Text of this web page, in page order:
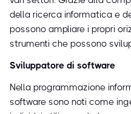
della ricerca informatica e
possono ampliare i propri
strumenti che possono
Sviluppatore di software
Nella programmazione
software sono noti come